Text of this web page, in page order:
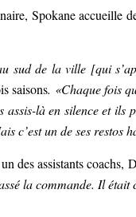
Spokane accueille
sud de la ville [qui
saisons. «Chaque fois
assis-là en silence et
c’est un de ses restos
des assistants coachs,
la commande. Il